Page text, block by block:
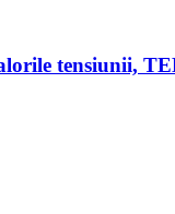
tensiunii,